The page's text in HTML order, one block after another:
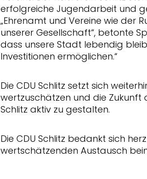
erfolgreiche Jugendarbeit und
Ehrenamt und Vereine wie der
unserer Gesellschaft“, betonte
dass unsere Stadt lebendig
Investitionen ermöglichen.“
Die CDU Schlitz setzt sich
wertzuschätzen und die Zukunft
Schlitz aktiv zu gestalten.
Die CDU Schlitz bedankt sich
wertschätzenden Austausch